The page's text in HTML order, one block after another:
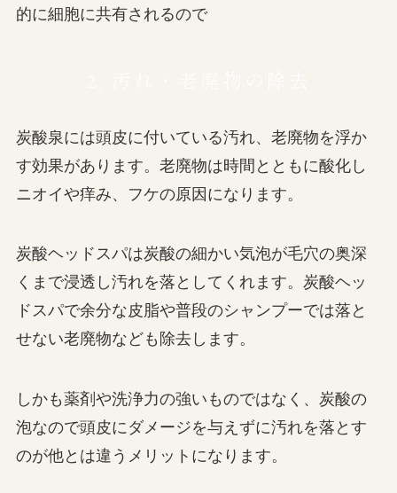
的に細胞に共有されるので
炭酸泉には頭皮に付いている汚れ、老廃物を浮か
す効果があります。老廃物は時間とともに酸化し
ニオイや痒み、フケの原因になります。
炭酸ヘッドスパは炭酸の細かい気泡が毛穴の奥深
くまで浸透し汚れを落としてくれます。炭酸ヘッ
ドスパで余分な皮脂や普段のシャンプーでは落と
せない老廃物なども除去します。
しかも薬剤や洗浄力の強いものではなく、炭酸の
泡なので頭皮にダメージを与えずに汚れを落とす
のが他とは違うメリットになります。